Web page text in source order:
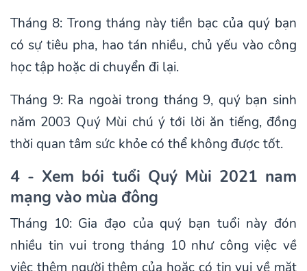
Tháng 8: Trong tháng này tiền bạc của quý bạn
có sự tiêu pha, hao tán nhiều, chủ yếu vào công
học tập hoặc di chuyển đi lại.
Tháng 9: Ra ngoài trong tháng 9, quý bạn sinh
năm 2003 Quý Mùi chú ý tới lời ăn tiếng, đồng
thời quan tâm sức khỏe có thể không được tốt.
4 - Xem bói tuổi Quý Mùi 2021 nam
mạng vào mùa đông
Tháng 10: Gia đạo của quý bạn tuổi này đón
nhiều tin vui trong tháng 10 như công việc về
việc thêm người thêm của hoặc có tin vui về mặt